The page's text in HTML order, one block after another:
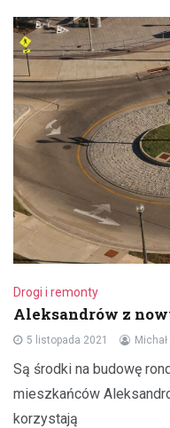
Drogi i remonty
Aleksandrów z
5 listopada 2021
Są środki na budowę
mieszkańców
korzystają